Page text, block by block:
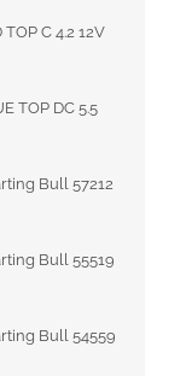
TOP C 4.2 12V
TOP DC 5.5
Bull 57212
Bull 55519
Bull 54559